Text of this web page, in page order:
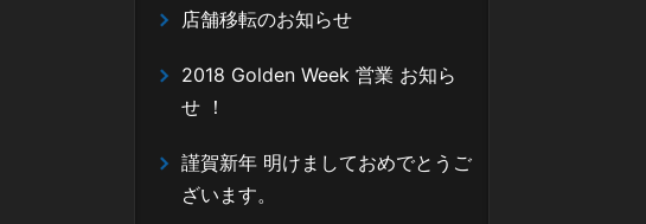
店舗移転のお知らせ
2018 Golden Week 営業 お知ら
せ ！
謹賀新年 明けましておめでとうご
ざいます。